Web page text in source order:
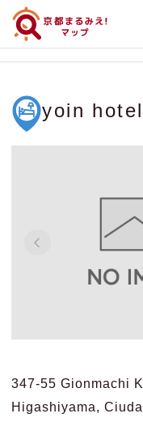
yoin
347-55 Gionmachi
Higashiyama,